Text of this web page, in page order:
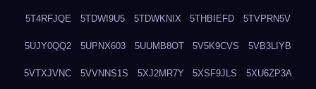
5T4RFJQE 5TDWI9U5 5TDWKNIX 5THBIEFD 5TVPRN5V
5UJY0QQ2 5UPNX603 5UUMB8OT 5V5K9CVS 5VB3LIYB
5VTXJVNC 5VVNNS1S 5XJ2MR7Y 5XSF9JLS 5XU6ZP3A